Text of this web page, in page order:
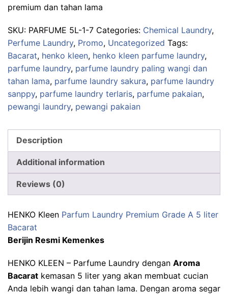
premium dan tahan lama
SKU: PARFUME 5L-1-7 Categories: Chemical Laundry,
Perfume Laundry, Promo, Uncategorized Tags:
Bacarat, henko kleen, henko kleen parfume laundry,
parfume laundry, parfume laundry paling wangi dan
tahan lama, parfume laundry sakura, parfume laundry
sanppy, parfume laundry terlaris, parfume pakaian,
pewangi laundry, pewangi pakaian
Description
Additional information
Reviews (0)
HENKO Kleen Parfum Laundry Premium Grade A 5 liter
Bacarat
Berijin Resmi Kemenkes
HENKO KLEEN – Parfume Laundry dengan Aroma
Bacarat kemasan 5 liter yang akan membuat cucian
Anda lebih wangi dan tahan lama. Dengan aroma segar